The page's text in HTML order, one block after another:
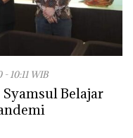
10:11 WIB
Belajar